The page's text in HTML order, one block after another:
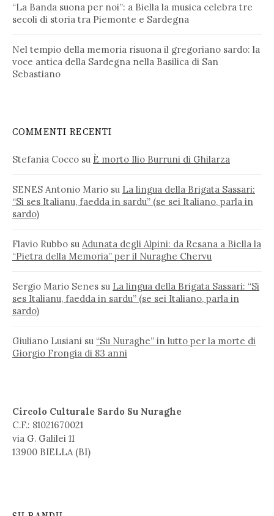
“La Banda suona per noi”: a Biella la musica celebra tre
secoli di storia tra Piemonte e Sardegna
Nel tempio della memoria risuona il gregoriano sardo: la
voce antica della Sardegna nella Basilica di San
Sebastiano
COMMENTI RECENTI
Stefania Cocco su È morto Ilio Burruni di Ghilarza
SENES Antonio Mario su La lingua della Brigata Sassari:
“Si ses Italianu, faedda in sardu” (se sei Italiano, parla in
sardo)
Flavio Rubbo su Adunata degli Alpini: da Resana a Biella la
“Pietra della Memoria” per il Nuraghe Chervu
Sergio Mario Senes su La lingua della Brigata Sassari: “Si
ses Italianu, faedda in sardu” (se sei Italiano, parla in
sardo)
Giuliano Lusiani su “Su Nuraghe” in lutto per la morte di
Giorgio Frongia di 83 anni
Circolo Culturale Sardo Su Nuraghe
C.F.: 81021670021
via G. Galilei 11
13900 BIELLA (BI)